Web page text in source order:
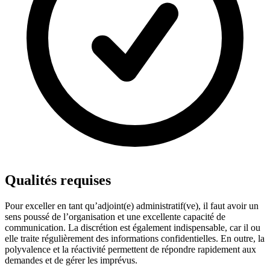
Qualités requises
Pour exceller en tant qu’adjoint(e) administratif(ve), il faut avoir un
sens poussé de l’organisation et une excellente capacité de
communication. La discrétion est également indispensable, car il ou
elle traite régulièrement des informations confidentielles. En outre, la
polyvalence et la réactivité permettent de répondre rapidement aux
demandes et de gérer les imprévus.